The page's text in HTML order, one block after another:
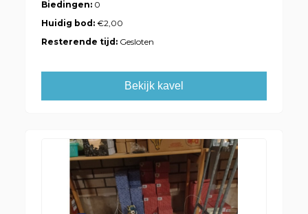
Biedingen: 0
Huidig bod:€2,00
Resterende tijd: Gesloten
Bekijk kavel